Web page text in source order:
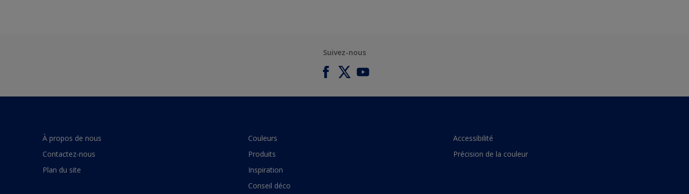
Suivez-nous
À propos de nous
Contactez-nous
Plan du site
Couleurs
Produits
Inspiration
Conseil déco
Accessibilité
Précision de la couleur